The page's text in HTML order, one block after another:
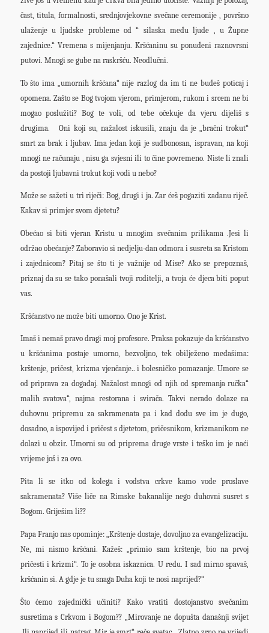
čast, titula, formalnosti, srednjovjekovne svečane ceremonije , površno
ulaženje u ljudske probleme od “ silaska među ljude , u Župne
zajednice.“ Vremena s mijenjanju. Kršćaninu su ponuđeni raznovrsni
putovi. Mnogi se gube na raskršću. Neodlučni.
To što ima „umornih kršćana“ nije razlog da im ti ne budeš poticaj i
opomena. Zašto se Bog tvojom vjerom, primjerom, rukom i srcem ne bi
mogao poslužiti? Bog te voli, od tebe očekuje da vjeru dijeliš s
drugima. Oni koji su, nažalost iskusili, znaju da je „bračni trokut“
smrt za brak i ljubav. Ima jedan koji je sudbonosan, ispravan, na koji
mnogi ne računaju , nisu ga svjesni ili to čine povremeno. Niste li znali
da postoji ljubavni trokut koji vodi u nebo?
Može se sažeti u tri riječi: Bog, drugi i ja. Zar ćeš pogaziti zadanu riječ.
Kakav si primjer svom djetetu?
Obećao si biti vjeran Kristu u mnogim svečanim prilikama .Jesi li
održao obećanje? Zaboravio si nedjelju-dan odmora i susreta sa Kristom
i zajednicom? Pitaj se što ti je važnije od Mise? Ako se prepoznaš,
priznaj da su se tako ponašali tvoji roditelji, a tvoja će djeca biti poput
vas.
Kršćanstvo ne može biti umorno. Ono je Krist.
Imaš i nemaš pravo dragi moj profesore. Praksa pokazuje da kršćanstvo
u kršćanima postaje umorno, bezvoljno, tek obilježeno međašima:
krštenje, pričest, krizma vjenčanje.. i bolesničko pomazanje. Umore se
od priprava za događaj. Nažalost mnogi od njih od spremanja ručka“
malih svatova“, najma restorana i svirača. Takvi nerado dolaze na
duhovnu pripremu za sakramenata pa i kad dođu sve im je dugo,
dosadno, a ispovijed i pričest s djetetom, pričesnikom, krizmanikom ne
dolazi u obzir. Umorni su od priprema druge vrste i teško im je naći
vrijeme još i za ovo.
Pita li se itko od kolega i vodstva crkve kamo vode proslave
sakramenata? Više liče na Rimske bakanalije nego duhovni susret s
Bogom. Griješim li??
Papa Franjo nas opominje: „Krštenje dostaje, dovoljno za evangelizaciju.
Ne, mi nismo kršćani. Kažeš: „primio sam krštenje, bio na prvoj
pričesti i krizmi“. To je osobna iskaznica. U redu. I sad mirno spavaš,
kršćanin si. A gdje je tu snaga Duha koji te nosi naprijed?“
Što ćemo zajednički učiniti? Kako vratiti dostojanstvo svečanim
susretima s Crkvom i Bogom?? „Mirovanje ne dopušta današnji svijet